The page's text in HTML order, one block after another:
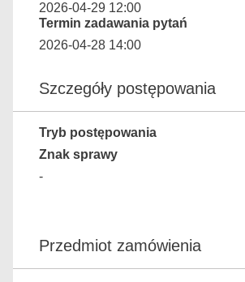
2026-04-29 12:00
Termin zadawania pytań
2026-04-28 14:00
Szczegóły postępowania
Tryb postępowania
Znak sprawy
-
Przedmiot zamówienia